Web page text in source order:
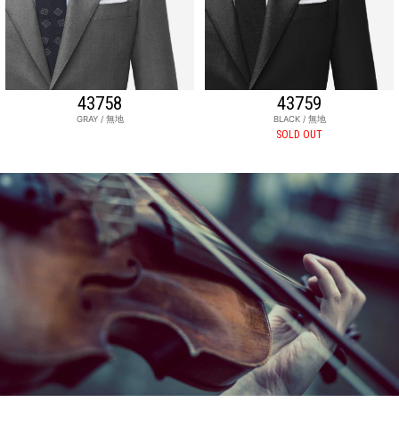
43758
GRAY / 無地
43759
BLACK / 無地
SOLD OUT